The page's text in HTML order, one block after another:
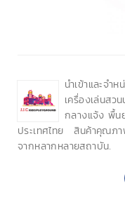
นำเข้าและจำ
เครื่องเล่นส
กลางแจ้ง พื้น
ประเทศไทย สินค้าคุณภ
จากหลากหลายสถาบัน.